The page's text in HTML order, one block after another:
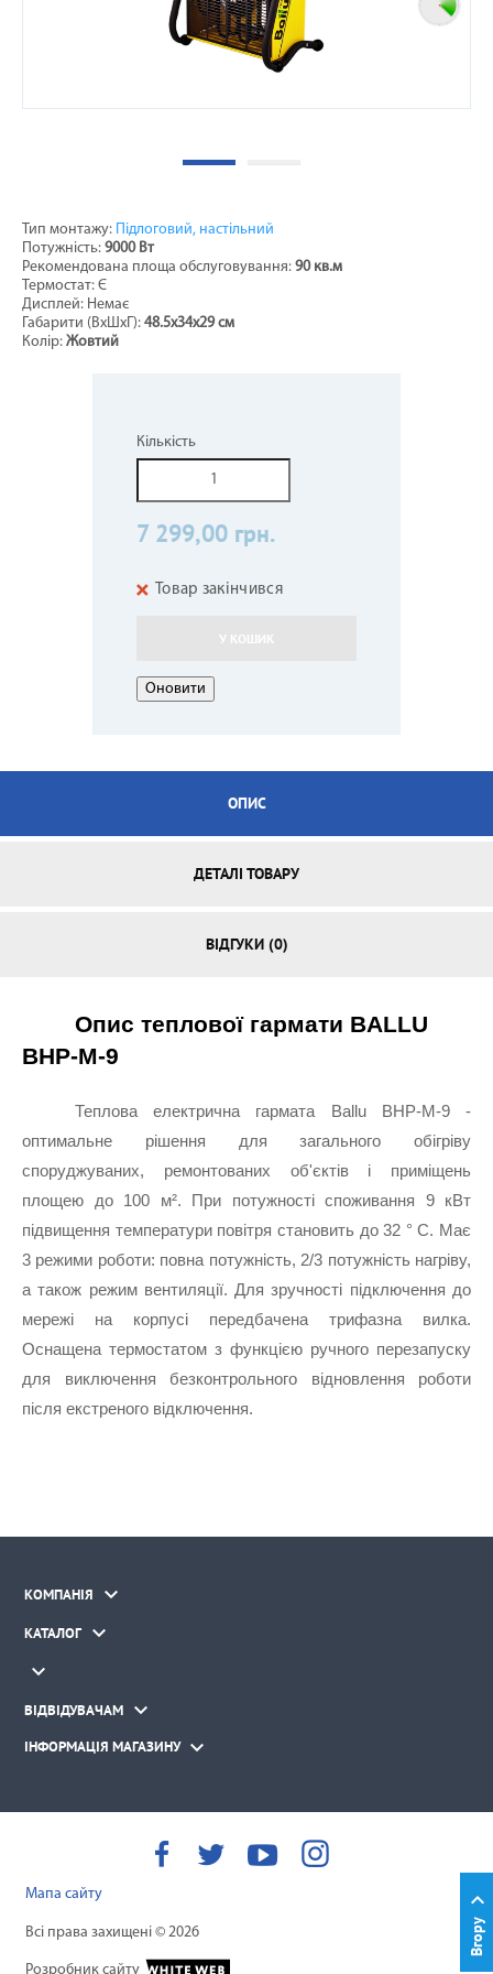
Тип монтажу: Підлоговий, настільний
Потужність: 9000 Вт
Рекомендована площа обслуговування: 90 кв.м
Термостат: Є
Дисплей: Немає
Габарити (ВхШхГ): 48.5х34х29 см
Колір: Жовтий
Кількість
7 299,00 грн.
Товар закінчився
У КОШИК
ОПИС
ДЕТАЛІ ТОВАРУ
ВІДГУКИ (0)
Опис теплової гармати BALLU
BHP-M-9
Теплова електрична гармата Ballu BHP-M-9 -
оптимальне рішення для загального обігріву
споруджуваних, ремонтованих об'єктів і приміщень
площею до 100 м². При потужності споживання 9 кВт
підвищення температури повітря становить до 32 ° C. Має
3 режими роботи: повна потужність, 2/3 потужність нагріву,
а також режим вентиляції. Для зручності підключення до
мережі на корпусі передбачена трифазна вилка.
Оснащена термостатом з функцією ручного перезапуску
для виключення безконтрольного відновлення роботи
після екстреного відключення.
Вгору

КОМПАНІЯ 
КАТАЛОГ 

ВІДВІДУВАЧАМ 
ІНФОРМАЦІЯ МАГАЗИНУ 
Мапа сайту
Всі права захищені © 2026
Розробник сайту